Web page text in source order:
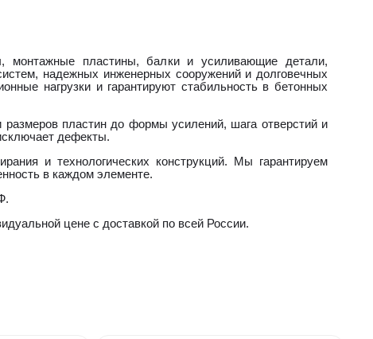
монтажные пластины, балки и усиливающие детали,
надежных инженерных сооружений и долговечных
нагрузки и гарантируют стабильность в бетонных
пластин до формы усилений, шага отверстий и
дефекты.
и технологических конструкций. Мы гарантируем
в каждом элементе.
цене с доставкой по всей России.